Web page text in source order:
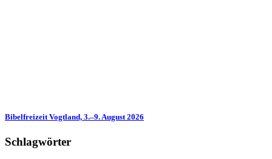
Bibelfreizeit Vogtland, 3.–9. August 2026
Schlagwörter